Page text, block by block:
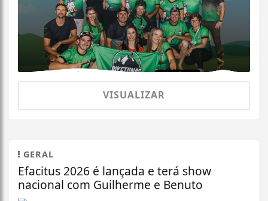
VISUALIZAR
GERAL
Efacitus 2026 é lançada e terá show
nacional com Guilherme e Benuto